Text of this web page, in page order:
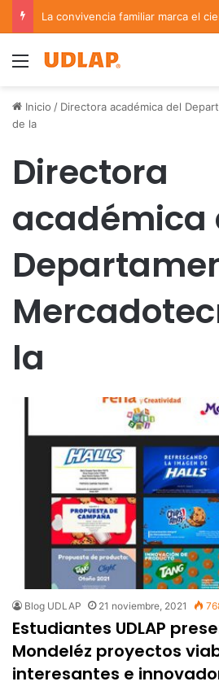
Menu
Inicio / Directora académica del
de la
Directora
académica
la
Blog UDLAP 21 noviembre, 2021
Estudiantes UDLAP
Mondeléz proyectos
interesantes e